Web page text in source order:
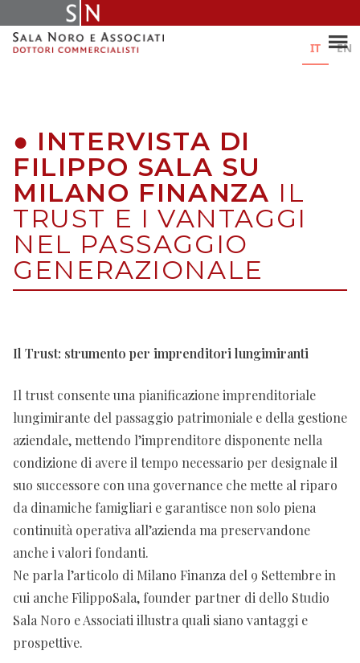
to
content
IT EN
● INTERVISTA DI
FILIPPO SALA SU
MILANO FINANZA IL
TRUST E I VANTAGGI
NEL PASSAGGIO
GENERAZIONALE
Il Trust: strumento per imprenditori lungimiranti
Il trust consente una pianificazione imprenditoriale
lungimirante del passaggio patrimoniale e della gestione
aziendale, mettendo l’imprenditore disponente nella
condizione di avere il tempo necessario per designale il
suo successore con una governance che mette al riparo
da dinamiche famigliari e garantisce non solo piena
continuità operativa all’azienda ma preservandone
anche i valori fondanti.
Ne parla l’articolo di Milano Finanza del 9 Settembre in
cui anche FilippoSala, founder partner di dello Studio
Sala Noro e Associati illustra quali siano vantaggi e
prospettive.